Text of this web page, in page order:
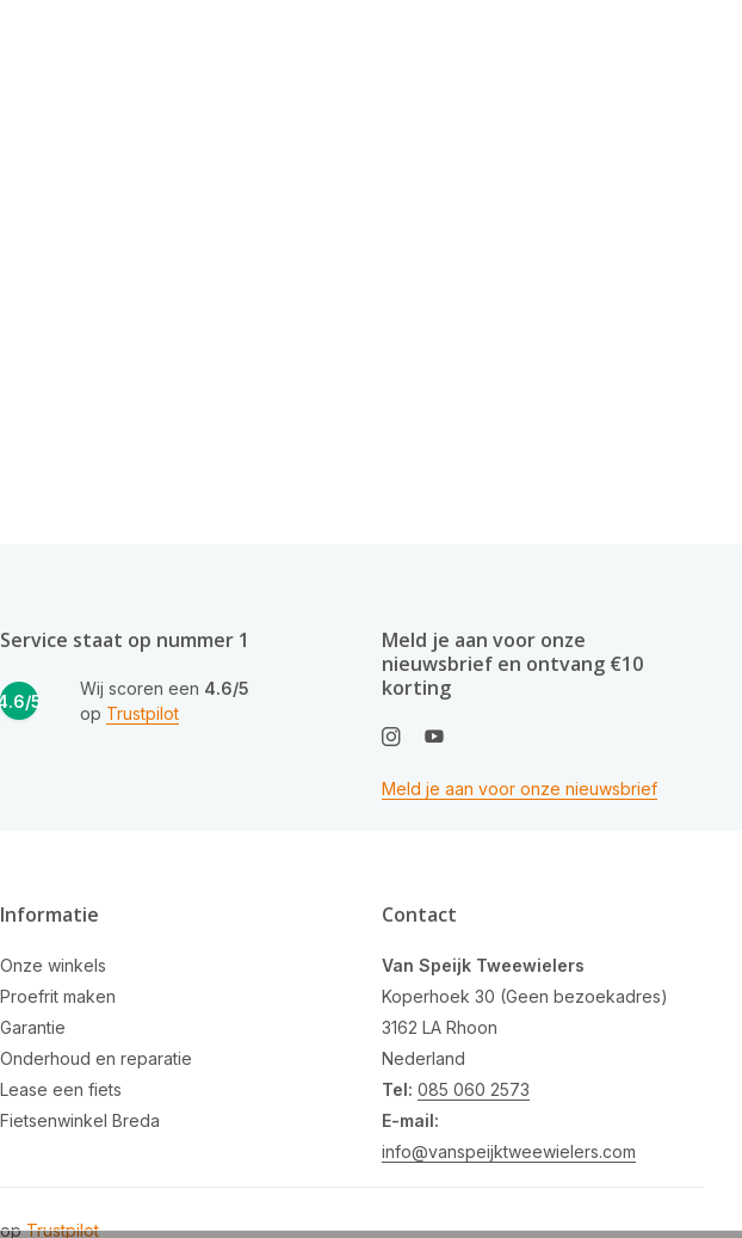
Service staat op nummer 1
4.6/5
Wij scoren een 4.6/5
op Trustpilot
Meld je aan voor onze
nieuwsbrief en ontvang €10
korting
Meld je aan voor onze nieuwsbrief
Informatie
Onze winkels
Proefrit maken
Garantie
Onderhoud en reparatie
Lease een fiets
Fietsenwinkel Breda
Contact
Van Speijk Tweewielers
Koperhoek 30 (Geen bezoekadres)
3162 LA Rhoon
Nederland
Tel: 085 060 2573
E-mail:
info@vanspeijktweewielers.com
Trustpilot